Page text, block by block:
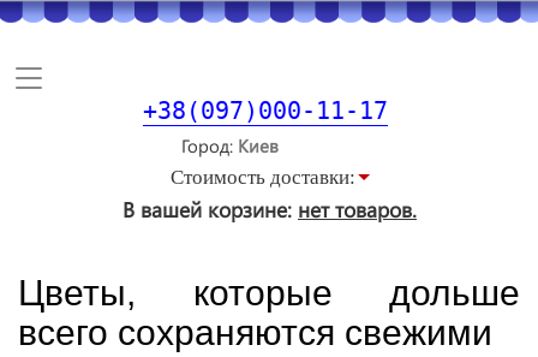
Toggle
+38(097)000-11-17
Город
Стоимость доставки:
В вашей корзине: нет товаров.
Цветы, которые дольше
всего сохраняются свежими